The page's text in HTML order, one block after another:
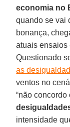
economia no
quando se vai
bonança,
atuais ensaios
Questionado
as
ventos no
“não
intensidade